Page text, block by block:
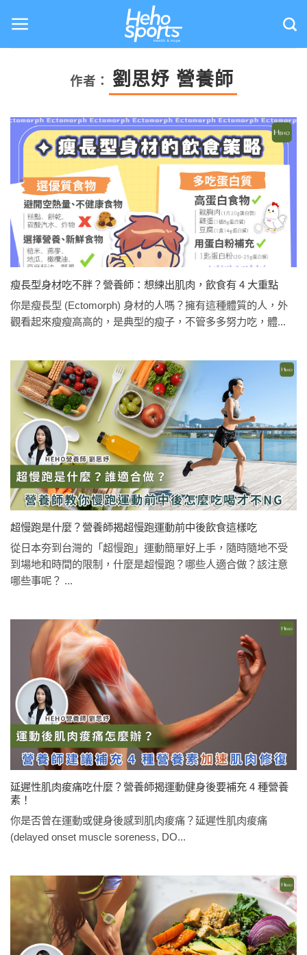
content
作者： 劉思妤 營養師
瘦長型身材吃不胖？營養師：想練出肌肉，飲食有 4 大重點
你是瘦長型 (Ectomorph) 身材的人嗎？擁有這種體質的人，外
觀看起來瘦瘦高高的，是典型的瘦子，不管多多努力吃，體...
超慢跑是什麼？營養師揭超慢跑運動前中後飲食這樣吃
從日本夯到台灣的「超慢跑」運動簡單好上手，隨時隨地不受
到場地和時間的限制，什麼是超慢跑？哪些人適合做？該注意
哪些事呢？ ...
延遲性肌肉痠痛吃什麼？營養師揭運動健身後要補充 4 種營養
素！
你是否曾在運動或健身後感到肌肉痠痛？延遲性肌肉痠痛
(delayed onset muscle soreness, DO...